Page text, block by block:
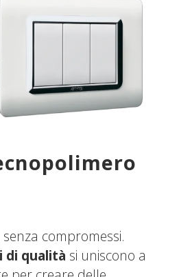
compromessi.
di qualità si uniscono a